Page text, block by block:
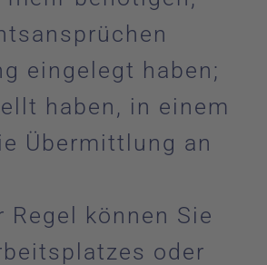
eingelegt haben;
haben, in einem
Übermittlung an
können Sie
oder